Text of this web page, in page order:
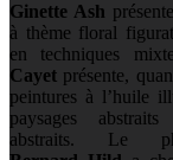
Ginette Ash
à thème floral
en techniques
Cayet présente,
peintures à l’huile
paysages
abstraits. Le